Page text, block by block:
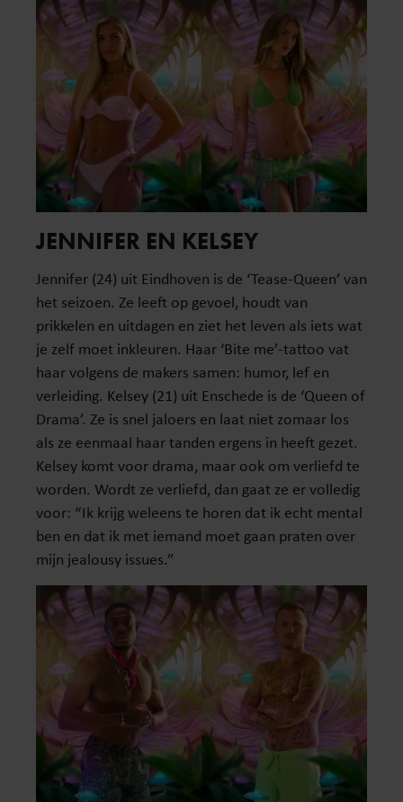
JENNIFER EN KELSEY
Jennifer (24) uit Eindhoven is de ‘Tease-Queen’ van
het seizoen. Ze leeft op gevoel, houdt van
prikkelen en uitdagen en ziet het leven als iets wat
je zelf moet inkleuren. Haar ‘Bite me’-tattoo vat
haar volgens de makers samen: humor, lef en
verleiding. Kelsey (21) uit Enschede is de ‘Queen of
Drama’. Ze is snel jaloers en laat niet zomaar los
als ze eenmaal haar tanden ergens in heeft gezet.
Kelsey komt voor drama, maar ook om verliefd te
worden. Wordt ze verliefd, dan gaat ze er volledig
voor: “Ik krijg weleens te horen dat ik echt mental
ben en dat ik met iemand moet gaan praten over
mijn jealousy issues.”